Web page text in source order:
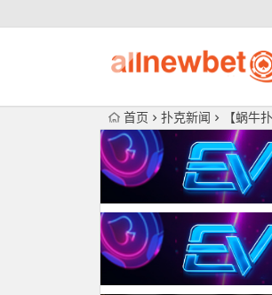
首页 扑克新闻 【蜗牛